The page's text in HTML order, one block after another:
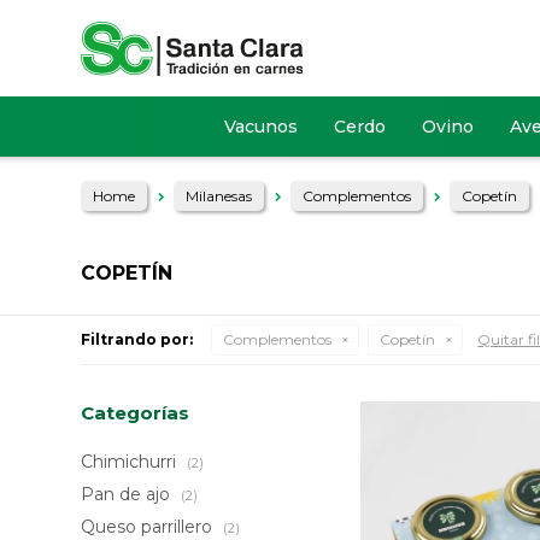
Vacunos Cerdo Ovino
Home Milanesas Complementos Copetín
COPETÍN
Filtrando por: Complementos Copetín Quitar
Categorías
Chimichurri (2)
Pan de ajo (2)
Queso parrillero (2)